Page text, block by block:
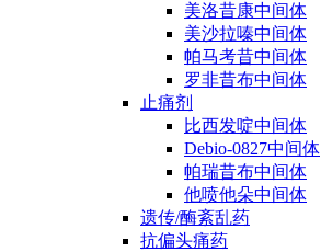
美洛昔康中间体
美沙拉嗪中间体
帕马考昔中间体
罗非昔布中间体
止痛剂
比西发啶中间体
Debio-0827中间体
帕瑞昔布中间体
他喷他朵中间体
遗传/酶紊乱药
抗偏头痛药